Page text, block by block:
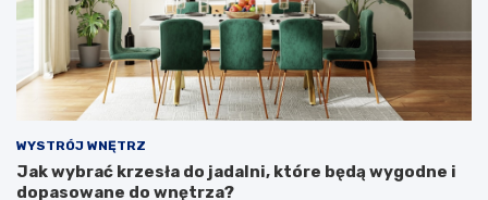
WYSTRÓJ WNĘTRZ
Jak wybrać krzesła do jadalni, które będą wygodne i
dopasowane do wnętrza?